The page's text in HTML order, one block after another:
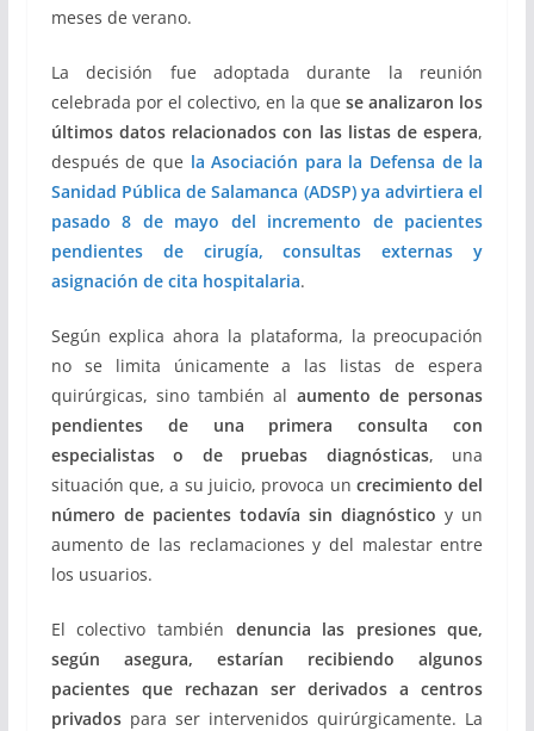
meses de verano.
La decisión fue adoptada durante la reunión
celebrada por el colectivo, en la que se analizaron los
últimos datos relacionados con las listas de espera,
después de que la Asociación para la Defensa de la
Sanidad Pública de Salamanca (ADSP) ya advirtiera el
pasado 8 de mayo del incremento de pacientes
pendientes de cirugía, consultas externas y
asignación de cita hospitalaria.
Según explica ahora la plataforma, la preocupación
no se limita únicamente a las listas de espera
quirúrgicas, sino también al aumento de personas
pendientes de una primera consulta con
especialistas o de pruebas diagnósticas, una
situación que, a su juicio, provoca un crecimiento del
número de pacientes todavía sin diagnóstico y un
aumento de las reclamaciones y del malestar entre
los usuarios.
El colectivo también denuncia las presiones que,
según asegura, estarían recibiendo algunos
pacientes que rechazan ser derivados a centros
privadospara ser intervenidos quirúrgicamente. La